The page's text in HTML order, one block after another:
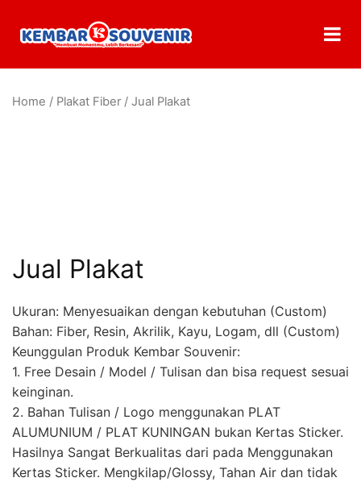
Home / Plakat Fiber / Jual Plakat
Jual Plakat
Ukuran: Menyesuaikan dengan kebutuhan (Custom)
Bahan: Fiber, Resin, Akrilik, Kayu, Logam, dll (Custom)
Keunggulan Produk Kembar Souvenir:
1. Free Desain / Model / Tulisan dan bisa request sesuai
keinginan.
2. Bahan Tulisan / Logo menggunakan PLAT
ALUMUNIUM / PLAT KUNINGAN bukan Kertas Sticker.
Hasilnya Sangat Berkualitas dari pada Menggunakan
Kertas Sticker. Mengkilap/Glossy, Tahan Air dan tidak